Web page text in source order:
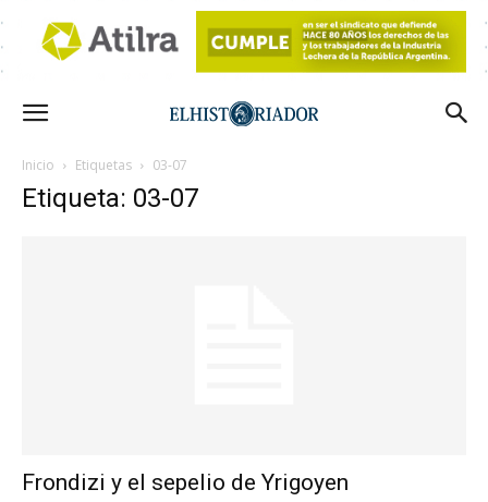
Inicio Etiquetas 03-07
Etiqueta: 03-07
Frondizi y el sepelio de Yrigoyen